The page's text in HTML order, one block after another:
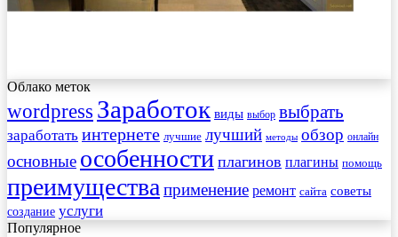
Облако меток
wordpress Заработок виды выбор выбрать
заработать интернете лучшие лучший методы обзор онлайн
основные особенности плагинов плагины помощь
преимущества применение ремонт сайта советы
создание услуги
Популярное